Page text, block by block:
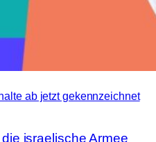
ab jetzt gekennzeichnet
israelische Armee